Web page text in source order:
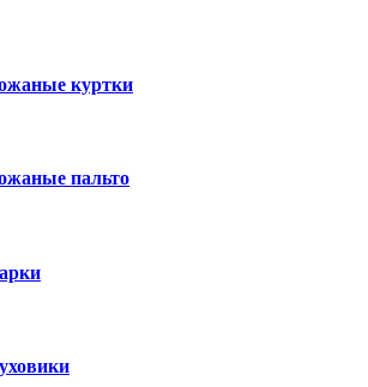
куртки
пальто